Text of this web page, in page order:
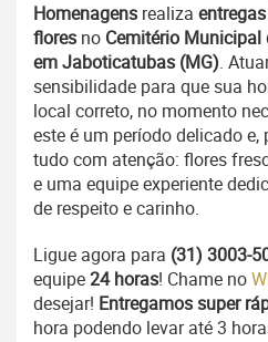
Homenagens realiza
flores no Cemitério Municipal
em Jaboticatubas (MG).
sensibilidade para que sua
local correto, no momento
este é um período delicado
tudo com atenção: flores
e uma equipe experiente
de respeito e carinho.
Ligue agora para (31) 3003-
equipe24 horas! Chame no
desejar! Entregamos super
hora podendo levar até 3